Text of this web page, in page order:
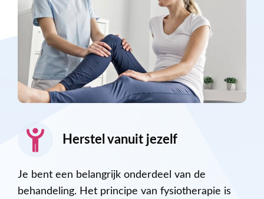
Herstel vanuit jezelf
Je bent een belangrijk onderdeel van de
behandeling. Het principe van fysiotherapie is